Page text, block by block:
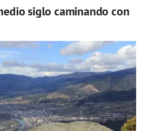
siglo caminando con